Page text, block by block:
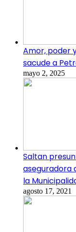
Amor, poder
sacude a
mayo 2, 2025
Saltan
aseguradora
la
agosto 17, 2021